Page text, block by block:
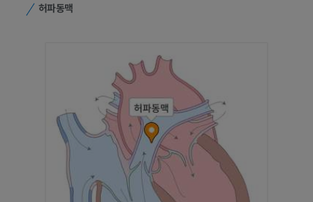
허파동맥